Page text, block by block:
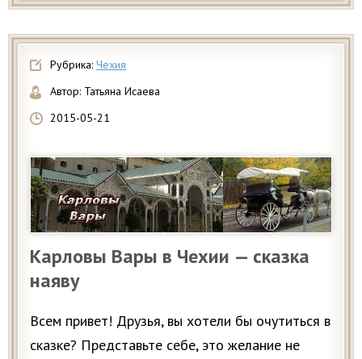
Рубрика: Чехия
Автор: Татьяна Исаева
2015-05-21
Карловы Вары в Чехии — сказка
наяву
Всем привет! Друзья, вы хотели бы очутиться в
сказке? Представьте себе, это желание не